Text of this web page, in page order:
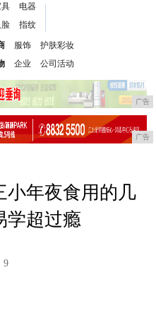
脸
电器
指纹
服饰
企业
护肤彩妆
公司活动
广告
广告
小年夜食用的几
学超过瘾
9